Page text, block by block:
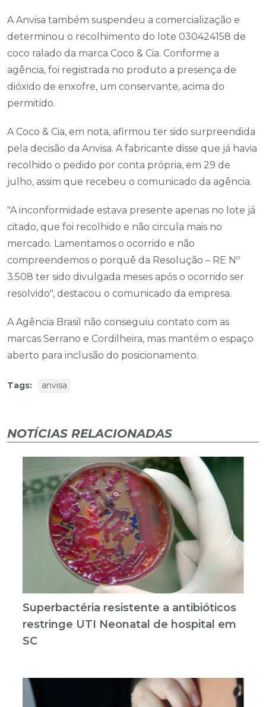
A Anvisa também suspendeu a comercialização e
determinou o recolhimento do lote 030424158 de
coco ralado da marca Coco & Cia. Conforme a
agência, foi registrada no produto a presença de
dióxido de enxofre, um conservante, acima do
permitido.
A Coco & Cia, em nota, afirmou ter sido surpreendida
pela decisão da Anvisa. A fabricante disse que já havia
recolhido o pedido por conta própria, em 29 de
julho, assim que recebeu o comunicado da agência.
"A inconformidade estava presente apenas no lote já
citado, que foi recolhido e não circula mais no
mercado. Lamentamos o ocorrido e não
compreendemos o porquê da Resolução – RE Nº
3.508 ter sido divulgada meses após o ocorrido ser
resolvido", destacou o comunicado da empresa.
A Agência Brasil não conseguiu contato com as
marcas Serrano e Cordilheira, mas mantém o espaço
aberto para inclusão do posicionamento.
Tags: anvisa
NOTÍCIAS RELACIONADAS
Superbactéria resistente a antibióticos
restringe UTI Neonatal de hospital em
SC